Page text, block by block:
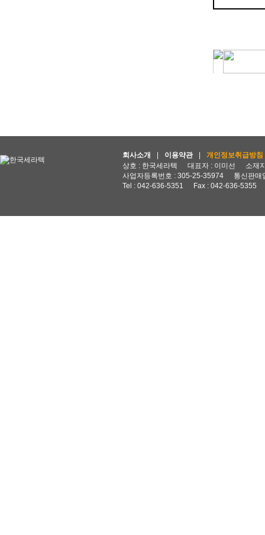
회사소개 이용약관
개인정보취급방침
상호 : 한국세라텍
대표자 : 이미선
소재
사업자등록번호 : 305-25-35974
통신판매
Tel : 042-636-5351
Fax : 042-636-5355